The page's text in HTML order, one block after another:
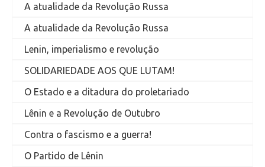
A atualidade da Revolução Russa
A atualidade da Revolução Russa
Lenin, imperialismo e revolução
SOLIDARIEDADE AOS QUE LUTAM!
O Estado e a ditadura do proletariado
Lênin e a Revolução de Outubro
Contra o fascismo e a guerra!
O Partido de Lênin